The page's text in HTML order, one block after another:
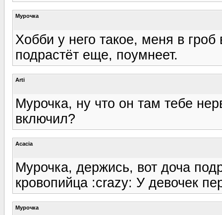
Мурочка
Хобби у него такое, меня в
подрастёт еще, поумнеет.
Arti
Мурочка, ну что он там тебе
включил?
Acacia
Мурочка, держись, вот доча
кровопийца :crazy: У девочек
Мурочка